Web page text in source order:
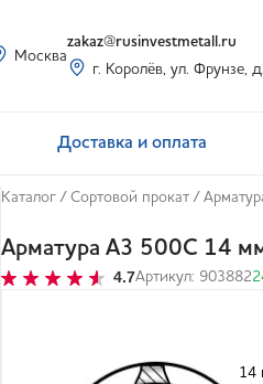
Москва
zakaz@rusinvestmetall.ru
г. Королёв, ул. Фрунзе,
Доставка и оплата
Каталог / Сортовой прокат /
Арматура А3 500С 14
4.7Артикул: 903882
14